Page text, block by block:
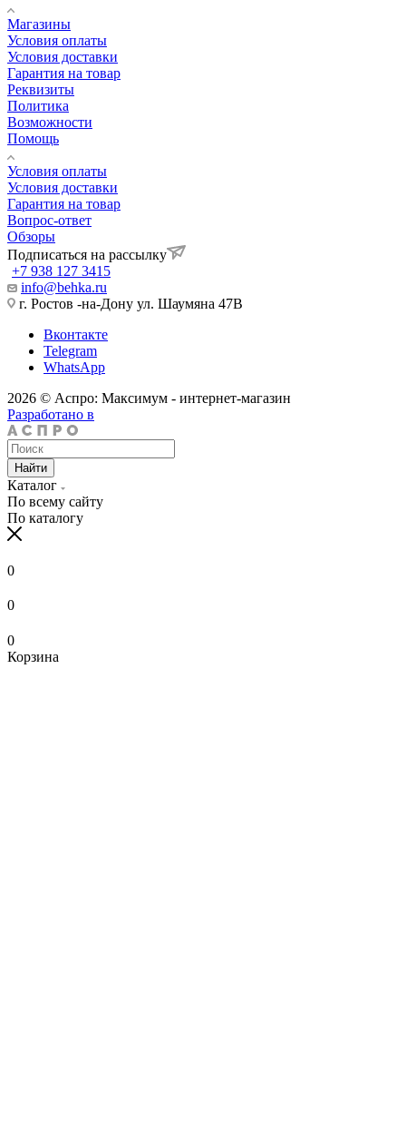
Магазины
Условия оплаты
Условия доставки
Гарантия на товар
Реквизиты
Политика
Возможности
Помощь
Условия оплаты
Условия доставки
Гарантия на товар
Вопрос-ответ
Обзоры
Подписаться на рассылку
+7 938 127 3415
info@behka.ru
г. Ростов -на-Дону ул. Шаумяна 47В
Вконтакте
Telegram
WhatsApp
2026 © Аспро: Максимум - интернет-магазин
Разработано в
Найти
Каталог
По всему сайту
По каталогу
0
0
0
Корзина